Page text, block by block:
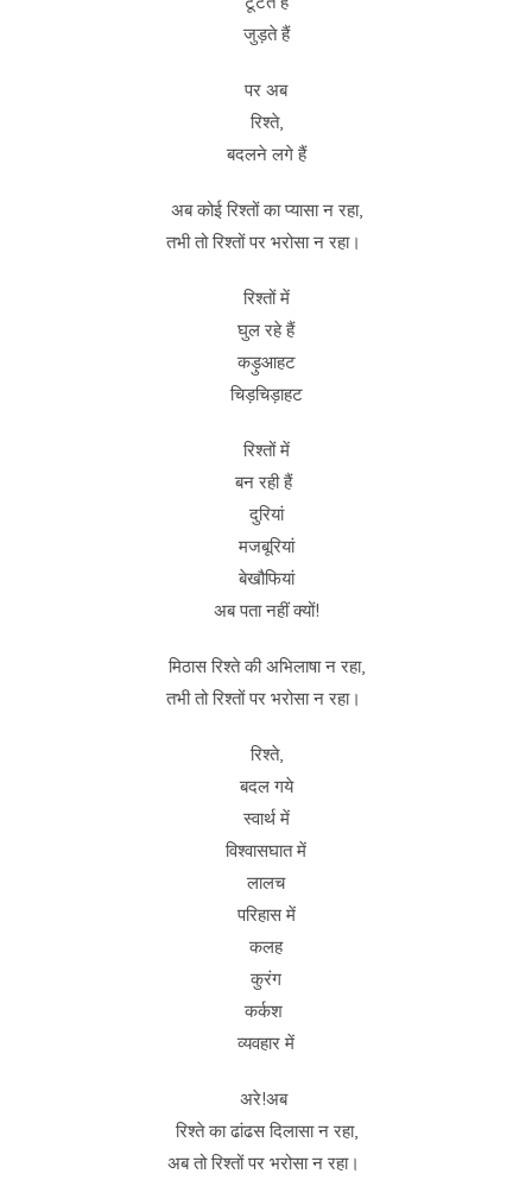
जुड़ते हैं
पर अब
रिश्ते,
बदलने लगे हैं
अब कोई रिश्तों का प्यासा न रहा,
तभी तो रिश्तों पर भरोसा न रहा।
रिश्तों में
घुल रहे हैं
कड़ुआहट
चिड़चिड़ाहट
रिश्तों में
बन रही हैं
दुरियां
मजबूरियां
बेखौफियां
अब पता नहीं क्यों!
मिठास रिश्ते की अभिलाषा न रहा,
तभी तो रिश्तों पर भरोसा न रहा।
रिश्ते,
बदल गये
स्वार्थ में
विश्वासघात में
लालच
परिहास में
कलह
कुरंग
कर्कश
व्यवहार में
अरे!अब
रिश्ते का ढांढस दिलासा न रहा,
अब तो रिश्तों पर भरोसा न रहा।